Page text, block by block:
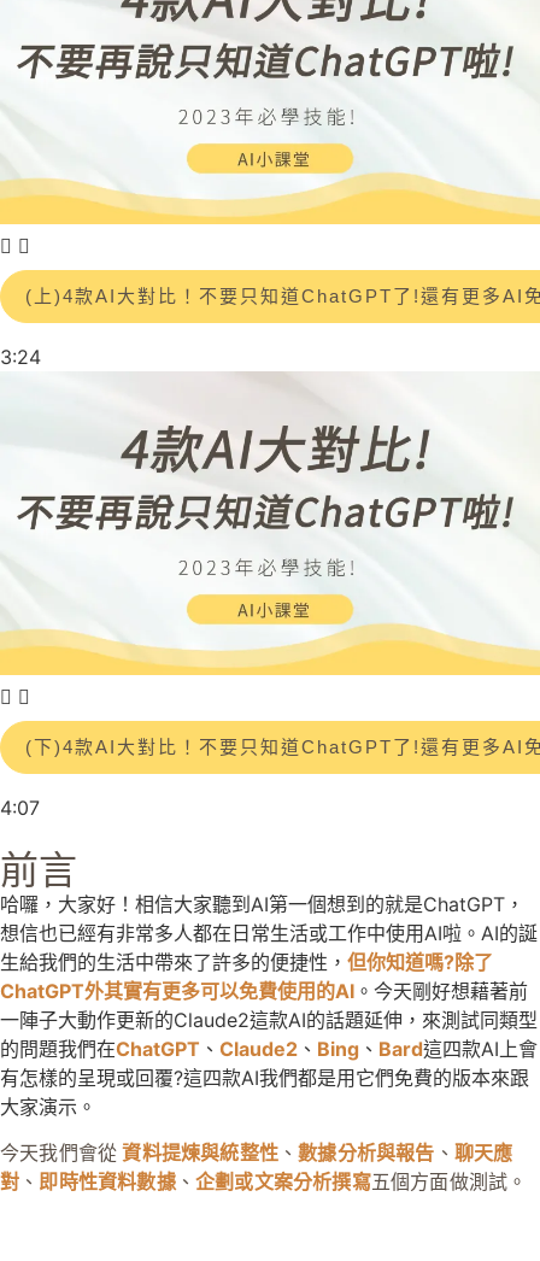
(上)4款AI大對比！不要只知道ChatGPT了!還有更多
3:24
(下)4款AI大對比！不要只知道ChatGPT了!還有更多
4:07
前言
哈囉，大家好！相信大家聽到AI第一個想到的就是ChatGPT，
想信也已經有非常多人都在日常生活或工作中使用AI啦。AI的誕
生給我們的生活中帶來了許多的便捷性， 但你知道嗎?除了
ChatGPT外其實有更多可以免費使用的AI 。今天剛好想藉著前
一陣子大動作更新的Claude2這款AI的話題延伸，來測試同類型
的問題我們在ChatGPT 、 Claude2 、 Bing 、 Bard這四款AI上會
有怎樣的呈現或回覆?這四款AI我們都是用它們免費的版本來跟
大家演示。
今天我們會從 資料提煉與統整性 、數據分析與報告 、 聊天應
對 、 即時性資料數據、企劃或文案分析撰寫五個方面做測試。